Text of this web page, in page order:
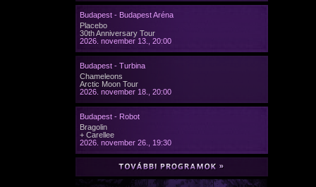
Budapest - Budapest Aréna
Placebo
30th Anniversary Tour
2026. november 13., 20:00
Budapest - Turbina
Chameleons
Arctic Moon Tour
2026. november 18., 20:00
Budapest - Robot
Bragolin
+ Carellee
2026. november 26., 19:30